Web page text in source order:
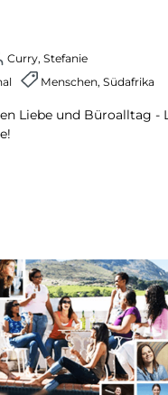
Curry, Stefanie
Menschen, Südafrika
Liebe und Büroalltag -